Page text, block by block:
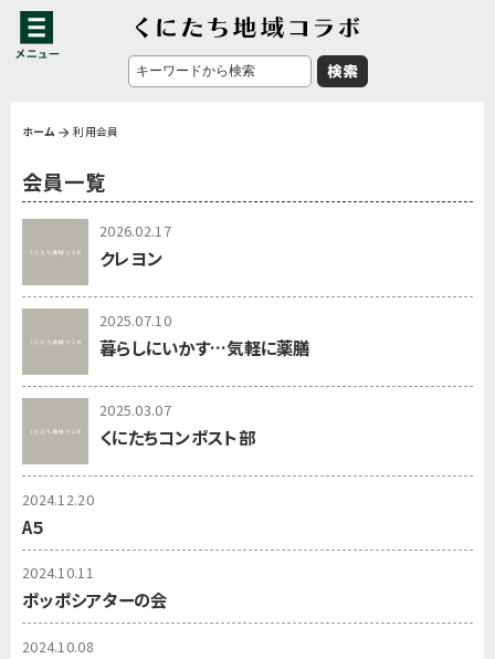
ホーム 利用会員
会員一覧
2026.02.17
クレヨン
2025.07.10
暮らしにいかす…気軽に薬膳
2025.03.07
くにたちコンポスト部
2024.12.20
A５
2024.10.11
ポッポシアターの会
2024.10.08